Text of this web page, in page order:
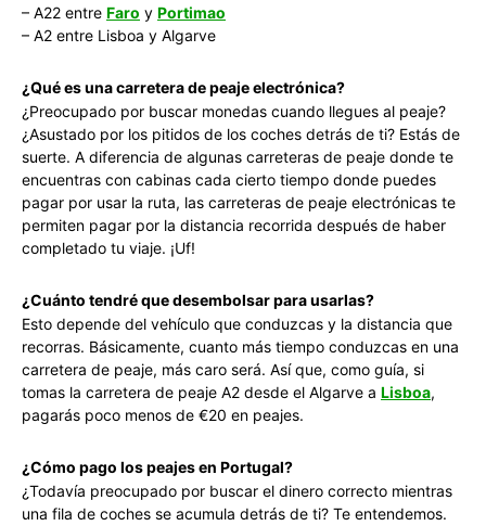
– A22 entre Faro y Portimao
– A2 entre Lisboa y Algarve
¿Qué es una carretera de peaje electrónica?
¿Preocupado por buscar monedas cuando llegues al peaje?
¿Asustado por los pitidos de los coches detrás de ti? Estás de
suerte. A diferencia de algunas carreteras de peaje donde te
encuentras con cabinas cada cierto tiempo donde puedes
pagar por usar la ruta, las carreteras de peaje electrónicas te
permiten pagar por la distancia recorrida después de haber
completado tu viaje. ¡Uf!
¿Cuánto tendré que desembolsar para usarlas?
Esto depende del vehículo que conduzcas y la distancia que
recorras. Básicamente, cuanto más tiempo conduzcas en una
carretera de peaje, más caro será. Así que, como guía, si
tomas la carretera de peaje A2 desde el Algarve a Lisboa,
pagarás poco menos de €20 en peajes.
¿Cómo pago los peajes en Portugal?
¿Todavía preocupado por buscar el dinero correcto mientras
una fila de coches se acumula detrás de ti? Te entendemos.